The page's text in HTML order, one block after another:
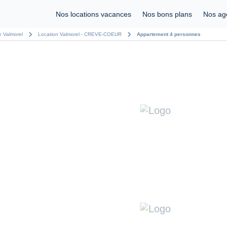
Nos locations vacances Nos bons plans Nos
Valmorel chevron_right Location Valmorel - CREVE-COEUR chevron_right Appartement 4 personnes